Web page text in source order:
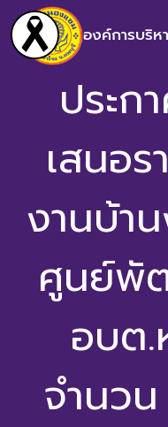
องค์การบริ
ประก
เสนอ
งานบ้า
ศูนย์พั
อบต
จำนว